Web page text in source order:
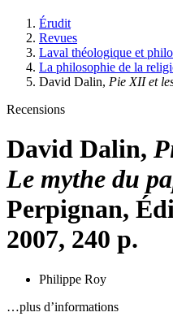
Érudit
Revues
Laval théologique et
La philosophie de la
David Dalin, Pie XII et
Recensions
David Dalin,
Le mythe du
Perpignan,
2007, 240 p.
Philippe Roy
…plus d’informations